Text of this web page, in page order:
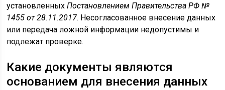
установленныхПостановлением Правительства РФ №
1455 от 28.11.2017. Несогласованное внесение данных
или передача ложной информации недопустимы и
подлежат проверке.
Какие документы являются
основанием для внесения данных